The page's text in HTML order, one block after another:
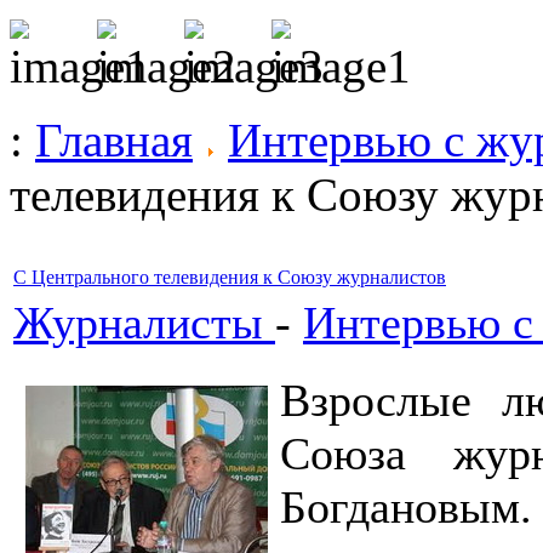
: Главная
Интервью с
телевидения к Союзу
С Центрального телевидения к Союзу журналистов
Журналисты - Интервью
Взрослые
Союза
Богдановым.